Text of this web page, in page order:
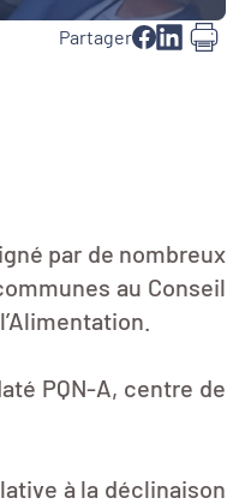
Partager
par de nombreux
au Conseil
PQN-A, centre de
à la déclinaison